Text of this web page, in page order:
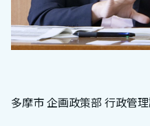
多摩市 企画政策部 行政管